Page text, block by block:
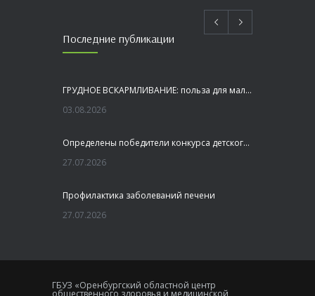
Последние публикации
ГРУДНОЕ ВСКАРМЛИВАНИЕ: польза для малыша и мамы
03.08.2026
Определены победители конкурса детского рисунка «Я шагаю по Оренбуржью»
27.07.2026
Профилактика заболеваний печени
27.07.2026
ГБУЗ «Оренбургский областной центр